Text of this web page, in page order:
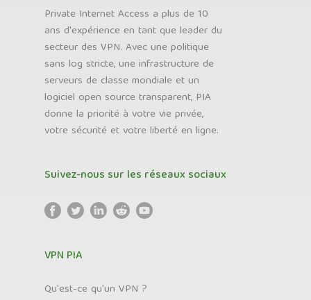
Private Internet Access a plus de 10
ans d'expérience en tant que leader du
secteur des VPN. Avec une politique
sans log stricte, une infrastructure de
serveurs de classe mondiale et un
logiciel open source transparent, PIA
donne la priorité à votre vie privée,
votre sécurité et votre liberté en ligne.
Suivez-nous sur les réseaux sociaux
VPN PIA
Qu'est-ce qu'un VPN ?